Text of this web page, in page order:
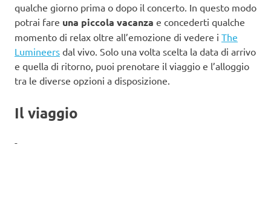
qualche giorno prima o dopo il concerto. In questo modo
potrai fare una piccola vacanza e concederti qualche
momento di relax oltre all’emozione di vedere i The
Lumineers dal vivo. Solo una volta scelta la data di arrivo
e quella di ritorno, puoi prenotare il viaggio e l’alloggio
tra le diverse opzioni a disposizione.
Il viaggio
-